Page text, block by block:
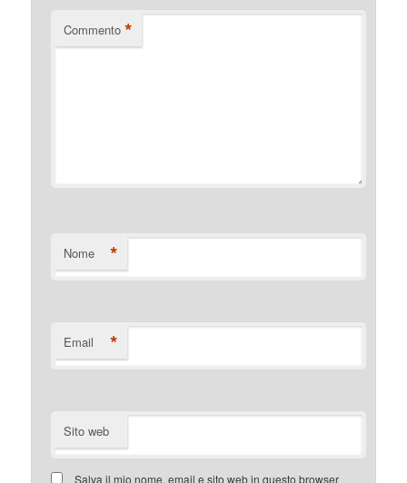
Commento *
Nome *
Email *
Sito web
Salva il mio nome, email e sito web in questo browser